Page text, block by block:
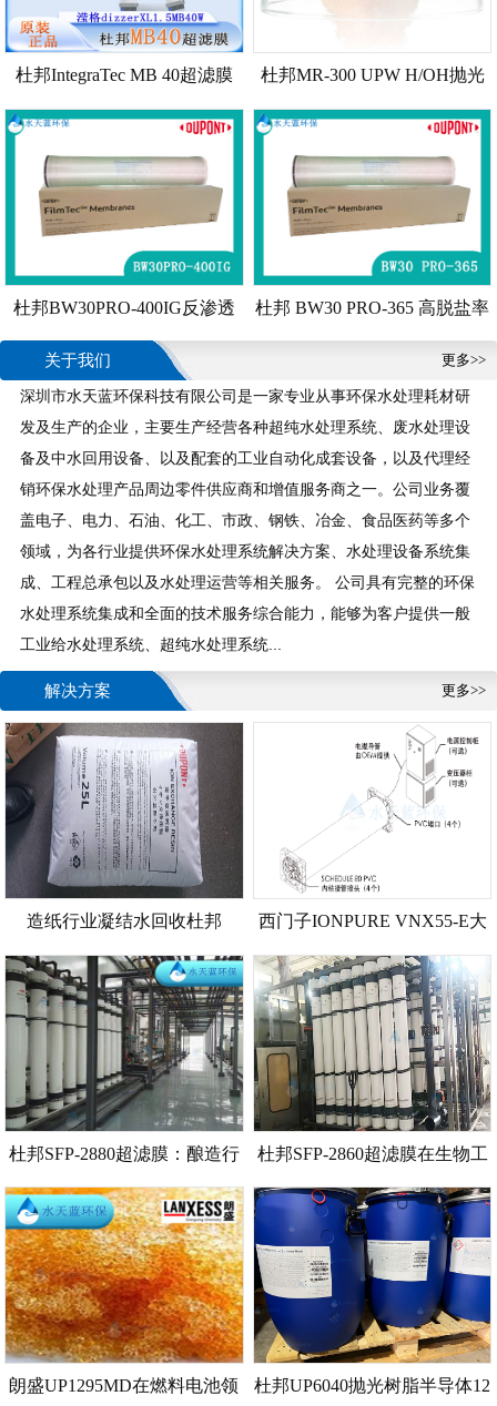
杜邦IntegraTec MB 40超滤膜
规格参数
杜邦MR-300 UPW H/OH抛光
树脂 超纯水树脂 技术参数
杜邦BW30PRO-400IG反渗透
膜技术参数 选型指南
杜邦 BW30 PRO-365 高脱盐率
和高性能工业标准苦咸水反渗
透膜 技术参数
更多>>
关于我们
深圳市水天蓝环保科技有限公司是一家专业从事环保水处理耗材研
发及生产的企业，主要生产经营各种超纯水处理系统、废水处理设
备及中水回用设备、以及配套的工业自动化成套设备，以及代理经
销环保水处理产品周边零件供应商和增值服务商之一。公司业务覆
盖电子、电力、石油、化工、市政、钢铁、冶金、食品医药等多个
领域，为各行业提供环保水处理系统解决方案、水处理设备系统集
成、工程总承包以及水处理运营等相关服务。 公司具有完整的环保
水处理系统集成和全面的技术服务综合能力，能够为客户提供一般
工业给水处理系统、超纯水处理系统...
更多>>
解决方案
造纸行业凝结水回收杜邦
MB20树脂使用案例
西门子IONPURE VNX55-E大
流量EDI膜堆的应用案例有哪
些？
杜邦SFP-2880超滤膜：酿造行
业废水处理方案
杜邦SFP-2860超滤膜在生物工
程中的应用案例
朗盛UP1295MD在燃料电池领 杜邦UP6040抛光树脂半导体12